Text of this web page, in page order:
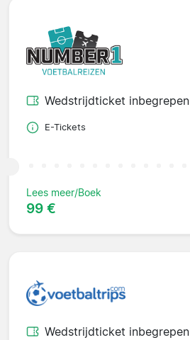
Wedstrijdticket inbegrepen
E-Tickets
Lees meer/Boek
99 €
Wedstrijdticket inbegrepen